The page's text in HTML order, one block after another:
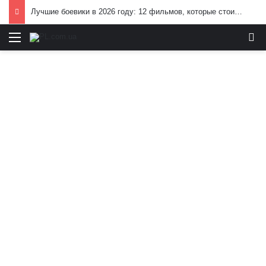
Лучшие боевики в 2026 году: 12 фильмов, которые стоит посмотреть
Меню